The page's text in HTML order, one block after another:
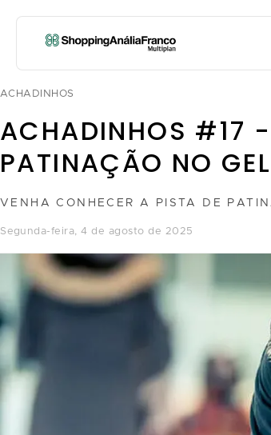
ACHADINHOS
ACHADINHOS #17
PATINAÇÃO NO
VENHA CONHECER A PISTA DE
segunda-feira, 4 de agosto de 2025